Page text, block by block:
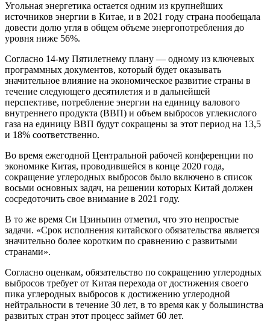
Угольная энергетика остается одним из крупнейших
источников энергии в Китае, и в 2021 году страна пообещала
довести долю угля в общем объеме энергопотребления до
уровня ниже 56%.
Согласно 14-му Пятилетнему плану — одному из ключевых
программных документов, который будет оказывать
значительное влияние на экономическое развитие страны в
течение следующего десятилетия и в дальнейшей
перспективе, потребление энергии на единицу валового
внутреннего продукта (ВВП) и объем выбросов углекислого
газа на единицу ВВП будут сокращены за этот период на 13,5
и 18% соответственно.
Во время ежегодной Центральной рабочей конференции по
экономике Китая, проводившейся в конце 2020 года,
сокращение углеродных выбросов было включено в список
восьми основных задач, на решении которых Китай должен
сосредоточить свое внимание в 2021 году.
В то же время Си Цзиньпин отметил, что это непростые
задачи. «Срок исполнения китайского обязательства является
значительно более коротким по сравнению с развитыми
странами».
Согласно оценкам, обязательство по сокращению углеродных
выбросов требует от Китая перехода от достижения своего
пика углеродных выбросов к достижению углеродной
нейтральности в течение 30 лет, в то время как у большинства
развитых стран этот процесс займет 60 лет.